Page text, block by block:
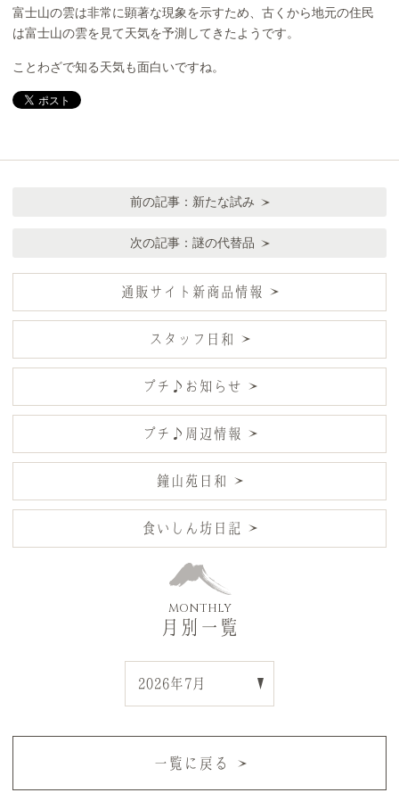
富士山の雲は非常に顕著な現象を示すため、古くから地元の住民
は富士山の雲を見て天気を予測してきたようです。
ことわざで知る天気も面白いですね。
前の記事： 新たな試み
次の記事： 謎の代替品
通販サイト新商品情報
スタッフ日和
プチ♪お知らせ
プチ♪周辺情報
鐘山苑日和
食いしん坊日記
MONTHLY
月別一覧
一覧に戻る